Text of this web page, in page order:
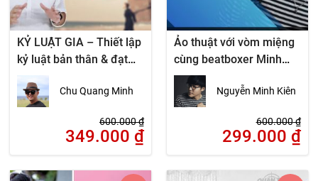
KỶ LUẬT GIA – Thiết lập
kỷ luật bản thân & đạt
mọi điều bạn muốn
Chu Quang Minh
600.000₫
349.000 ₫
Ảo thuật với vòm miệng
cùng beatboxer Minh
Kiên
Nguyễn Minh Kiên
600.000₫
299.000 ₫